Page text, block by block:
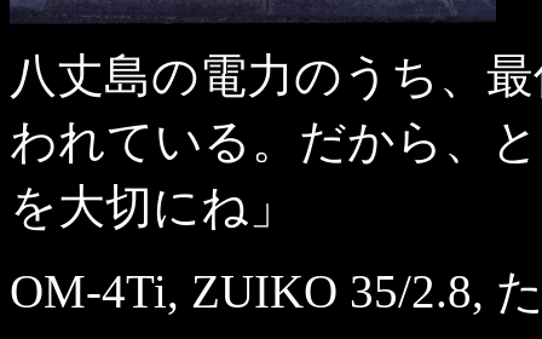
八丈島の電力のうち、
われている。だから、
を大切にね」
OM-4Ti, ZUIKO 35/2.8,